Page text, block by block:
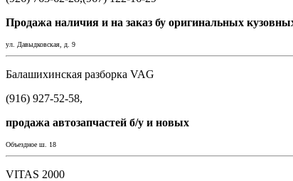
Продажа наличия и на заказ бу оригинальных
ул. Давыдковская, д. 9
Балашихинская разборка VAG
(916) 927-52-58,
продажа автозапчастей б/у и новых
Объездное ш. 18
VITAS 2000